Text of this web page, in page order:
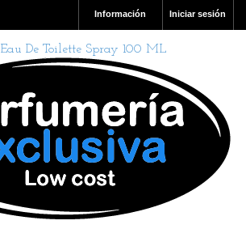
Iniciar sesión
Información
Eau De Toilette Spray 100 ML